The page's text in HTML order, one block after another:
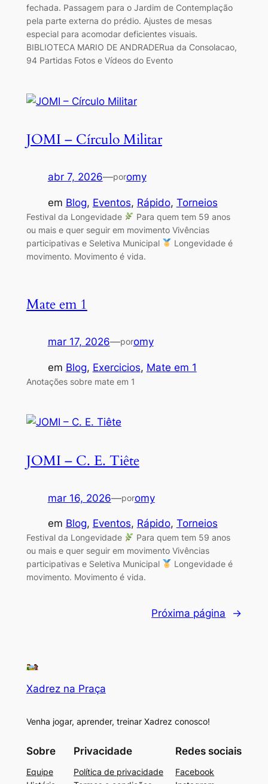
fechada. Passagem para o Jardim de Contemplação
pela parte externa do prédio. Ajustes de mesas
especial para acomodar deficientes visuais.
BIBLIOTECA MARIO DE ANDRADERua da Consolacao,
94 Partidas Fotos e Vídeos do Evento
JOMI – Círculo Militar
abr 7, 2026—poromy
em Blog, Eventos, Rápido, Torneios
Festival da Longevidade
Para quem tem 59 anos
ou mais e quer seguir em movimento Vivências
participativas e Seletiva Municipal
Longevidade é
movimento. Movimento é vida.
Mate em 1
mar 17, 2026—poromy
em Blog, Exercicios, Mate em 1
Anotações sobre mate em 1
JOMI – C. E. Tiête
mar 16, 2026—poromy
em Blog, Eventos, Rápido, Torneios
Festival da Longevidade
Para quem tem 59 anos
ou mais e quer seguir em movimento Vivências
participativas e Seletiva Municipal
Longevidade é
movimento. Movimento é vida.
Próxima página →
Xadrez na Praça
Venha jogar, aprender, treinar Xadrez conosco!
Sobre
Equipe
Privacidade
Política de privacidade
Redes sociais
Facebook